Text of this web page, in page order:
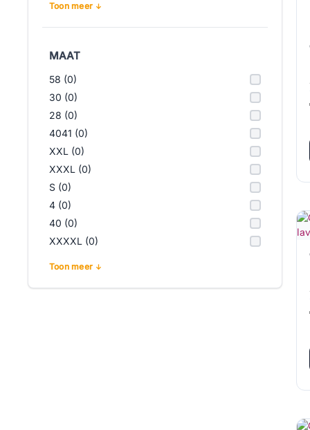
Toon meer
MAAT
58 (0)
30 (0)
28 (0)
4041 (0)
XXL (0)
XXXL (0)
S (0)
4 (0)
40 (0)
XXXXL (0)
Toon meer